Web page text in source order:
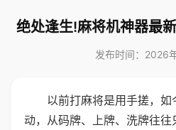
绝处逢生!麻将机神器最
发布时间：2026
以前打麻将是用手搓，如
动，从码牌、上牌、洗牌往